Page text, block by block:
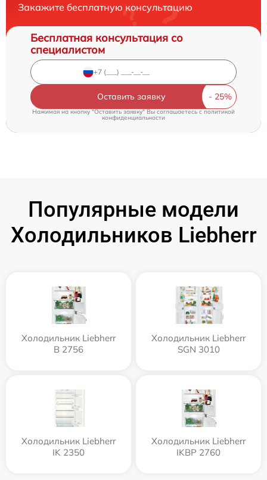
Закажите бесплатную консультацию
Бесплатная консультация со
специалистом
Оставить заявку
Нажимая на кнопку "Оставить заявку" Вы соглашаетесь cполитикой
конфиденциальности
Популярные модели
Холодильников Liebherr
Холодильник Liebherr
B 2756
Холодильник Liebherr
SGN 3010
Холодильник Liebherr
IK 2350
Холодильник Liebherr
IKBP 2760